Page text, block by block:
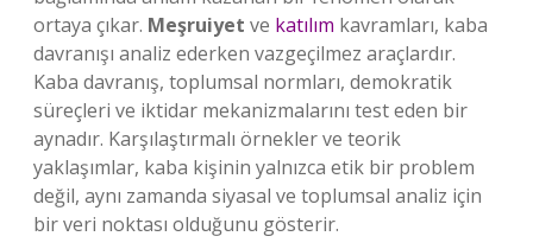
ortaya çıkar. Meşruiyet ve katılım kavramları, kaba
davranışı analiz ederken vazgeçilmez araçlardır.
Kaba davranış, toplumsal normları, demokratik
süreçleri ve iktidar mekanizmalarını test eden bir
aynadır. Karşılaştırmalı örnekler ve teorik
yaklaşımlar, kaba kişinin yalnızca etik bir problem
değil, aynı zamanda siyasal ve toplumsal analiz için
bir veri noktası olduğunu gösterir.